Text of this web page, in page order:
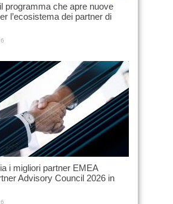
programma che apre nuove
l’ecosistema dei partner di
i migliori partner EMEA
Advisory Council 2026 in